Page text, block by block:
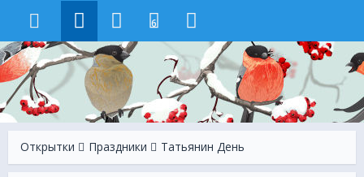
6
Открытки Праздники Татьянин День